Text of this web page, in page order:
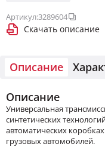
Артикул:3289604
Скачать описание
Описание
Описание
Универсальная
синтетических
автоматических
грузовых автомобилей.